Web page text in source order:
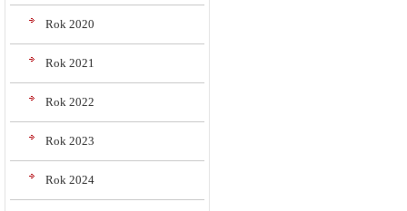
Rok 2020
Rok 2021
Rok 2022
Rok 2023
Rok 2024